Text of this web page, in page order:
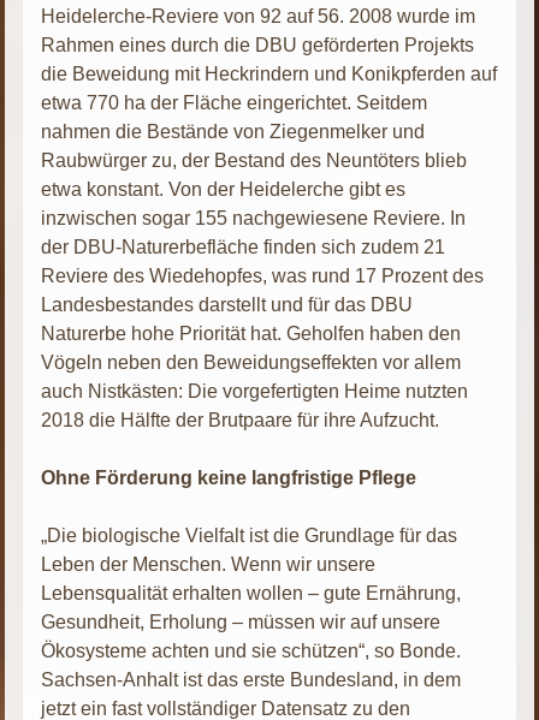
Heidelerche-Reviere von 92 auf 56. 2008 wurde im
Rahmen eines durch die DBU geförderten Projekts
die Beweidung mit Heckrindern und Konikpferden auf
etwa 770 ha der Fläche eingerichtet. Seitdem
nahmen die Bestände von Ziegenmelker und
Raubwürger zu, der Bestand des Neuntöters blieb
etwa konstant. Von der Heidelerche gibt es
inzwischen sogar 155 nachgewiesene Reviere. In
der DBU-Naturerbefläche finden sich zudem 21
Reviere des Wiedehopfes, was rund 17 Prozent des
Landesbestandes darstellt und für das DBU
Naturerbe hohe Priorität hat. Geholfen haben den
Vögeln neben den Beweidungseffekten vor allem
auch Nistkästen: Die vorgefertigten Heime nutzten
2018 die Hälfte der Brutpaare für ihre Aufzucht.
Ohne Förderung keine langfristige Pflege
„Die biologische Vielfalt ist die Grundlage für das
Leben der Menschen. Wenn wir unsere
Lebensqualität erhalten wollen – gute Ernährung,
Gesundheit, Erholung – müssen wir auf unsere
Ökosysteme achten und sie schützen“, so Bonde.
Sachsen-Anhalt ist das erste Bundesland, in dem
jetzt ein fast vollständiger Datensatz zu den